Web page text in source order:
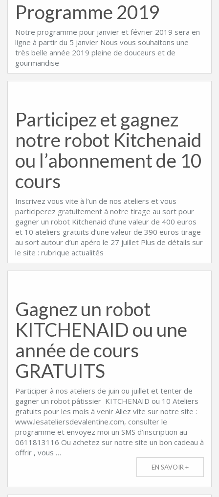
Programme 2019
Notre programme pour janvier et février 2019 sera en
ligne à partir du 5 janvier Nous vous souhaitons une
très belle année 2019 pleine de douceurs et de
gourmandise
Participez et gagnez
notre robot Kitchenaid
ou l’abonnement de 10
cours
Inscrivez vous vite à l’un de nos ateliers et vous
participerez gratuitement à notre tirage au sort pour
gagner un robot Kitchenaid d’une valeur de 400 euros
et 10 ateliers gratuits d’une valeur de 390 euros tirage
au sort autour d’un apéro le 27 juillet Plus de détails sur
le site : rubrique actualités
Gagnez un robot
KITCHENAID ou une
année de cours
GRATUITS
Participer à nos ateliers de juin ou juillet et tenter de
gagner un robot pâtissier KITCHENAID ou 10 Ateliers
gratuits pour les mois à venir Allez vite sur notre site :
www.lesateliersdevalentine.com, consulter le
programme et envoyez moi un SMS d’inscription au
0611813116 Ou achetez sur notre site un bon cadeau à
offrir , vous …
EN SAVOIR +